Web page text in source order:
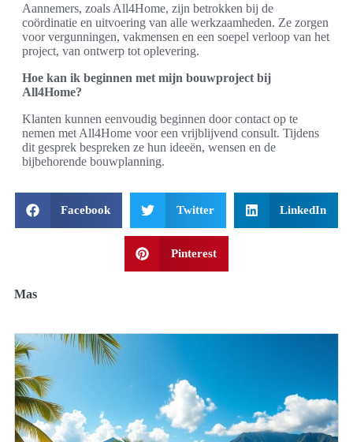
Aannemers, zoals All4Home, zijn betrokken bij de
coördinatie en uitvoering van alle werkzaamheden. Ze zorgen
voor vergunningen, vakmensen en een soepel verloop van het
project, van ontwerp tot oplevering.
Hoe kan ik beginnen met mijn bouwproject bij
All4Home?
Klanten kunnen eenvoudig beginnen door contact op te
nemen met All4Home voor een vrijblijvend consult. Tijdens
dit gesprek bespreken ze hun ideeën, wensen en de
bijbehorende bouwplanning.
Facebook Twitter LinkedIn
Pinterest
Mas